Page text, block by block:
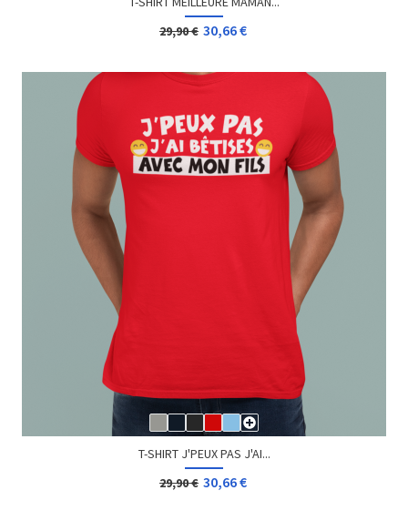
Dès12,96 €
T-SHIRT GEEK ICLOUD BRETON
Dès13,08 €